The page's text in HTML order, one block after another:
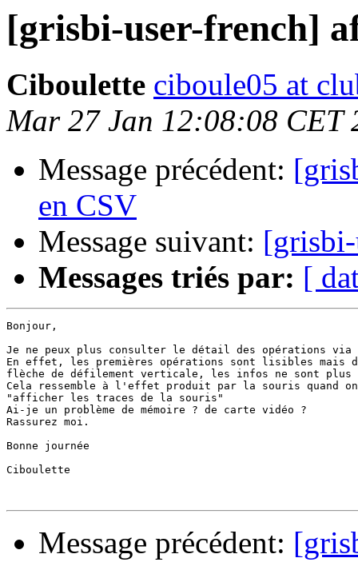
[grisbi-user-french]
Ciboulette ciboule05 at
Mar 27 Jan 12:08:08 CET
Message précédent:
en CSV
Message suivant:
Messages triés par: [
Bonjour,
Je ne peux plus consulter le détail des opérations
En effet, les premières opérations sont lisibles
flèche de défilement verticale, les infos ne sont
Cela ressemble à l'effet produit par la souris quand
"afficher les traces de la souris"
Ai-je un problème de mémoire ? de carte vidéo ?
Rassurez moi.
Bonne journée
Ciboulette
Message précédent: